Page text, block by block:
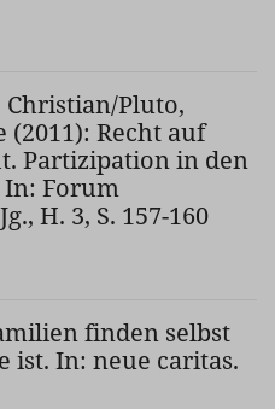
Christian/Pluto,
Recht auf
Partizipation in den
Forum
H. 3, S. 157-160
finden selbst
ist. In: neue caritas.